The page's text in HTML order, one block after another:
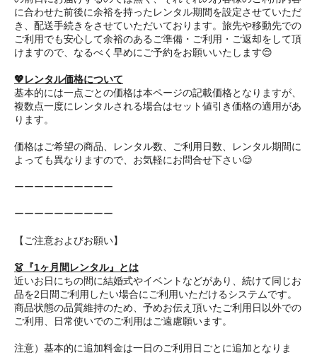
に合わせた前後に余裕を持ったレンタル期間を設定させていただ
き、配送手続きをさせていただいております。旅先や移動先での
ご利用でも安心して余裕のあるご準備・ご利用・ご返却をして頂
けますので、なるべく早めにご予約をお願いいたします😌
💖レンタル価格について
基本的には一点ごとの価格は本ページの記載価格となりますが、
複数点一度にレンタルされる場合はセット値引き価格の適用があ
ります。
価格はご希望の商品、レンタル数、ご利用日数、レンタル期間に
よっても異なりますので、お気軽にお問合せ下さい😌
ーーーーーーーーーー
ーーーーーーーーーー
【ご注意およびお願い】
👗『1ヶ月間レンタル』とは
近いお日にちの間に結婚式やイベントなどがあり、続けて同じお
品を2日間ご利用したい場合にご利用いただけるシステムです。
商品状態の品質維持のため、予めお伝え頂いたご利用日以外での
ご利用、日常使いでのご利用はご遠慮願います。
注意）基本的に追加料金は一日のご利用日ごとに追加となりま